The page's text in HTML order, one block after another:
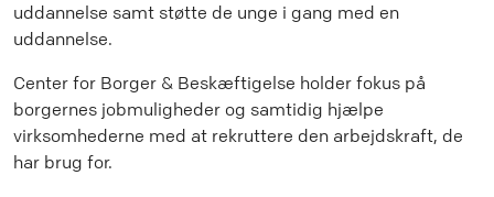
uddannelse samt støtte de unge i gang med en
uddannelse.
Center for Borger & Beskæftigelse holder fokus på
borgernes jobmuligheder og samtidig hjælpe
virksomhederne med at rekruttere den arbejdskraft, de
har brug for.